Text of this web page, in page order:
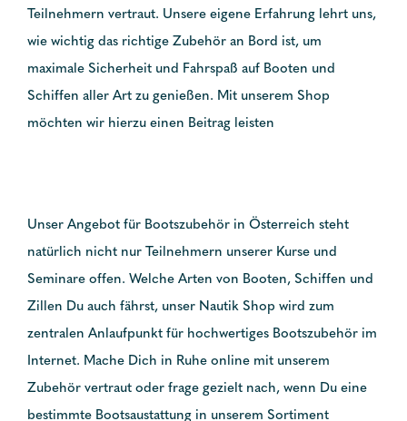
Teilnehmern vertraut. Unsere eigene Erfahrung lehrt uns,
wie wichtig das richtige Zubehör an Bord ist, um
maximale Sicherheit und Fahrspaß auf Booten und
Schiffen aller Art zu genießen. Mit unserem Shop
möchten wir hierzu einen Beitrag leisten
Unser Angebot für Bootszubehör in Österreich steht
natürlich nicht nur Teilnehmern unserer Kurse und
Seminare offen. Welche Arten von Booten, Schiffen und
Zillen Du auch fährst, unser Nautik Shop wird zum
zentralen Anlaufpunkt für hochwertiges Bootszubehör im
Internet. Mache Dich in Ruhe online mit unserem
Zubehör vertraut oder frage gezielt nach, wenn Du eine
bestimmte Bootsaustattung in unserem Sortiment